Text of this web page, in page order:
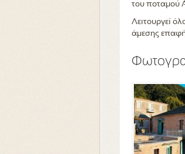
του ποταμού
Λειτουργεί
άμεσης